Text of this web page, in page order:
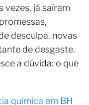
vezes, já saíram
desculpa, novas
de desgaste.
a dúvida: o que
química em BH